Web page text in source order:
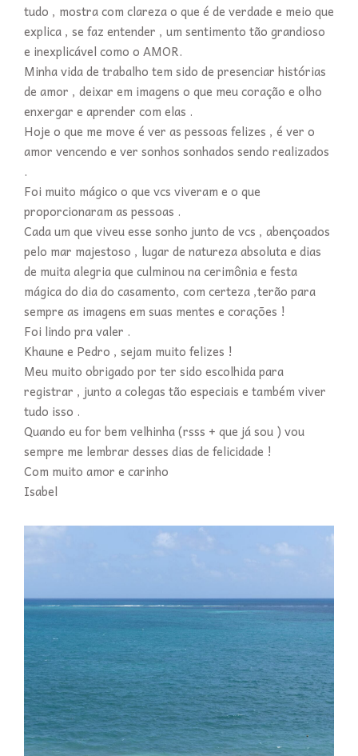
tudo , mostra com clareza o que é de verdade e meio que
explica , se faz entender , um sentimento tão grandioso
e inexplicável como o AMOR.
Minha vida de trabalho tem sido de presenciar histórias
de amor , deixar em imagens o que meu coração e olho
enxergar e aprender com elas .
Hoje o que me move é ver as pessoas felizes , é ver o
amor vencendo e ver sonhos sonhados sendo realizados
.
Foi muito mágico o que vcs viveram e o que
proporcionaram as pessoas .
Cada um que viveu esse sonho junto de vcs , abençoados
pelo mar majestoso , lugar de natureza absoluta e dias
de muita alegria que culminou na cerimônia e festa
mágica do dia do casamento, com certeza ,terão para
sempre as imagens em suas mentes e corações !
Foi lindo pra valer .
Khaune e Pedro , sejam muito felizes !
Meu muito obrigado por ter sido escolhida para
registrar , junto a colegas tão especiais e também viver
tudo isso .
Quando eu for bem velhinha (rsss + que já sou ) vou
sempre me lembrar desses dias de felicidade !
Com muito amor e carinho
Isabel